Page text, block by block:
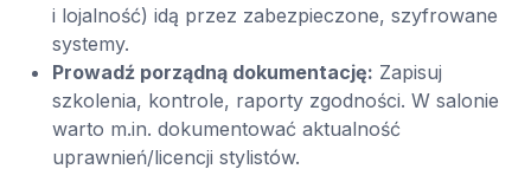
i lojalność) idą przez zabezpieczone, szyfrowane
systemy.
Prowadź porządną dokumentację: Zapisuj
szkolenia, kontrole, raporty zgodności. W salonie
warto m.in. dokumentować aktualność
uprawnień/licencji stylistów.